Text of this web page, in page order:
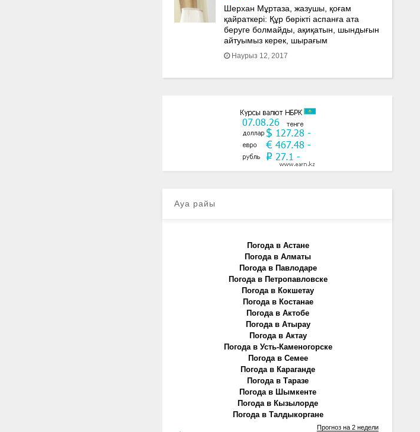
Шерхан Мұртаза, жазушы, қоғам
қайраткері: Құр бөрікті аспанға ата
беруге болмайды, ақиқатын, шындығын
айтуымыз керек, шырағым
Наурыз 12, 2017
Ауа райы
Погода в Астане
Погода в Алматы
Погода в Павлодаре
Погода в Петропавловске
Погода в Кокшетау
Погода в Костанае
Погода в Актобе
Погода в Атырау
Погода в Актау
Погода в Усть-Каменогорске
Погода в Семее
Погода в Караганде
Погода в Таразе
Погода в Шымкенте
Погода в Кызылорде
Погода в Талдыкоргане
Прогноз на 2 недели